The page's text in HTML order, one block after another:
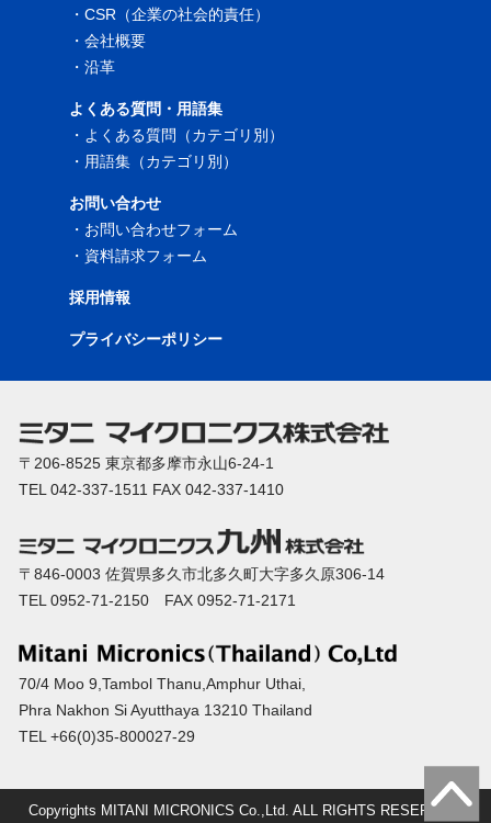
・CSR（企業の社会的責任）
・会社概要
・沿革
よくある質問・用語集
・ よくある質問（カテゴリ別）
・ 用語集（カテゴリ別）
お問い合わせ
・ お問い合わせフォーム
・ 資料請求フォーム
採用情報
プライバシーポリシー
〒206-8525 東京都多摩市永山6-24-1
TEL 042-337-1511 FAX 042-337-1410
〒846-0003 佐賀県多久市北多久町大字多久原306-14
TEL 0952-71-2150 FAX 0952-71-2171
70/4 Moo 9,Tambol Thanu,Amphur Uthai,
Phra Nakhon Si Ayutthaya 13210 Thailand
TEL +66(0)35-800027-29
Copyrights MITANI MICRONICS Co.,Ltd. ALL RIGHTS RESERVED.